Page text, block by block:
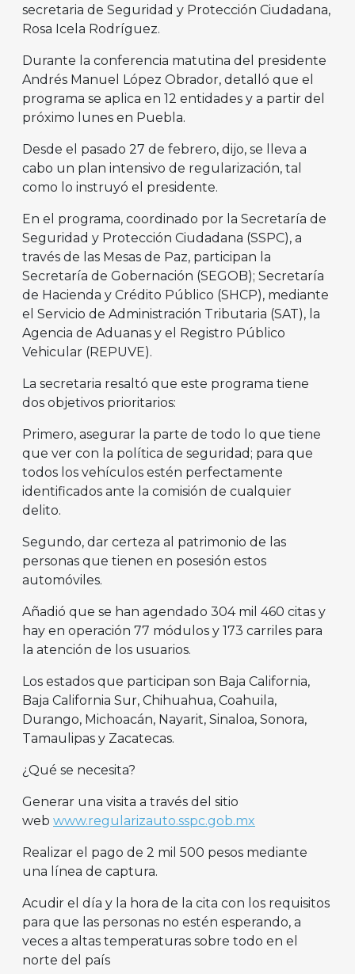
secretaria de Seguridad y Protección Ciudadana,
Rosa Icela Rodríguez.
Durante la conferencia matutina del presidente
Andrés Manuel López Obrador, detalló que el
programa se aplica en 12 entidades y a partir del
próximo lunes en Puebla.
Desde el pasado 27 de febrero, dijo, se lleva a
cabo un plan intensivo de regularización, tal
como lo instruyó el presidente.
En el programa, coordinado por la Secretaría de
Seguridad y Protección Ciudadana (SSPC), a
través de las Mesas de Paz, participan la
Secretaría de Gobernación (SEGOB); Secretaría
de Hacienda y Crédito Público (SHCP), mediante
el Servicio de Administración Tributaria (SAT), la
Agencia de Aduanas y el Registro Público
Vehicular (REPUVE).
La secretaria resaltó que este programa tiene
dos objetivos prioritarios:
Primero, asegurar la parte de todo lo que tiene
que ver con la política de seguridad; para que
todos los vehículos estén perfectamente
identificados ante la comisión de cualquier
delito.
Segundo, dar certeza al patrimonio de las
personas que tienen en posesión estos
automóviles.
Añadió que se han agendado 304 mil 460 citas y
hay en operación 77 módulos y 173 carriles para
la atención de los usuarios.
Los estados que participan son Baja California,
Baja California Sur, Chihuahua, Coahuila,
Durango, Michoacán, Nayarit, Sinaloa, Sonora,
Tamaulipas y Zacatecas.
¿Qué se necesita?
Generar una visita a través del sitio
web www.regularizauto.sspc.gob.mx
Realizar el pago de 2 mil 500 pesos mediante
una línea de captura.
Acudir el día y la hora de la cita con los requisitos
para que las personas no estén esperando, a
veces a altas temperaturas sobre todo en el
norte del país